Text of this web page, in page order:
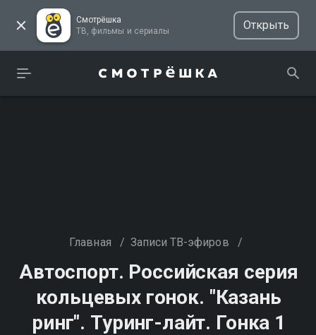
Смотрёшка
ТВ, фильмы и сериалы
Открыть
Главная / Записи ТВ-эфиров /
Автоспорт. Российская серия
кольцевых гонок. "Казань
ринг". Туринг-лайт. Гонка 1